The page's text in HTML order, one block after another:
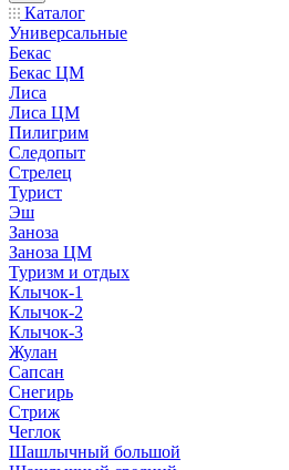
Каталог
Универсальные
Бекас
Бекас ЦМ
Лиса
Лиса ЦМ
Пилигрим
Следопыт
Стрелец
Турист
Эш
Заноза
Заноза ЦМ
Туризм и отдых
Клычок-1
Клычок-2
Клычок-3
Жулан
Сапсан
Снегирь
Стриж
Чеглок
Шашлычный большой